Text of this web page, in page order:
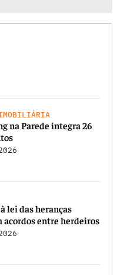
na Parede integra 26
lei das heranças
entre herdeiros